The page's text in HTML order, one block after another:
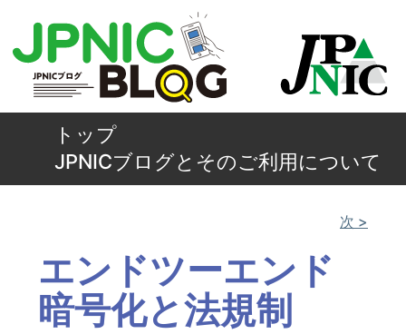
トップ
JPNICブログとそのご利用について
次 >
エンドツーエンド
暗号化と法規制